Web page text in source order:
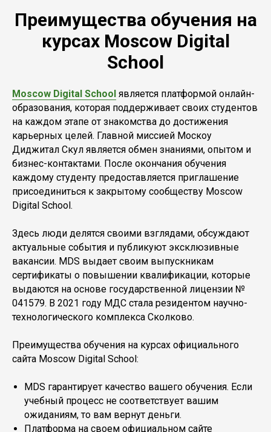
Преимущества обучения на
курсах Moscow Digital
School
Moscow Digital School является платформой онлайн-
образования, которая поддерживает своих студентов
на каждом этапе от знакомства до достижения
карьерных целей. Главной миссией Москоу
Диджитал Скул является обмен знаниями, опытом и
бизнес-контактами. После окончания обучения
каждому студенту предоставляется приглашение
присоединиться к закрытому сообществу Moscow
Digital School.
Здесь люди делятся своими взглядами, обсуждают
актуальные события и публикуют эксклюзивные
вакансии. MDS выдает своим выпускникам
сертификаты о повышении квалификации, которые
выдаются на основе государственной лицензии №
041579. В 2021 году МДС стала резидентом научно-
технологического комплекса Сколково.
Преимущества обучения на курсах официального
сайта Moscow Digital School:
MDS гарантирует качество вашего обучения. Если
учебный процесс не соответствует вашим
ожиданиям, то вам вернут деньги.
Платформа на своем официальном сайте